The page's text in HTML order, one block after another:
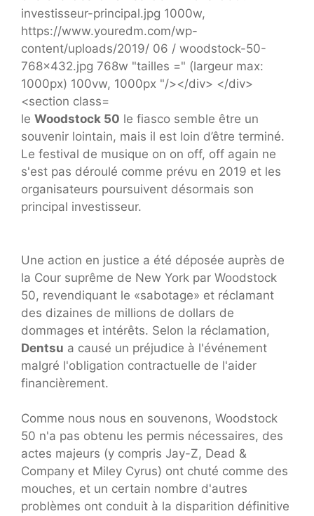
le Woodstock 50 le fiasco semble être un
souvenir lointain, mais il est loin d’être terminé.
Le festival de musique on on off, off again ne
s'est pas déroulé comme prévu en 2019 et les
organisateurs poursuivent désormais son
principal investisseur.
Une action en justice a été déposée auprès de
la Cour suprême de New York par Woodstock
50, revendiquant le «sabotage» et réclamant
des dizaines de millions de dollars de
dommages et intérêts. Selon la réclamation,
Dentsu a causé un préjudice à l'événement
malgré l'obligation contractuelle de l'aider
financièrement.
Comme nous nous en souvenons, Woodstock
50 n'a pas obtenu les permis nécessaires, des
actes majeurs (y compris Jay-Z, Dead &
Company et Miley Cyrus) ont chuté comme des
mouches, et un certain nombre d'autres
problèmes ont conduit à la disparition définitive